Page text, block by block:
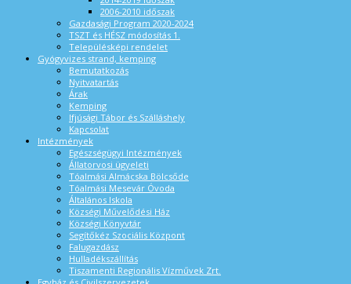
2006-2010 időszak
Gazdasági Program 2020-2024
TSZT és HÉSZ módosítás 1.
Településképi rendelet
Gyógyvizes strand, kemping
Bemutatkozás
Nyitvatartás
Árak
Kemping
Ifjúsági Tábor és Szálláshely
Kapcsolat
Intézmények
Egészségügyi Intézmények
Állatorvosi ügyeleti
Tóalmási Almácska Bölcsőde
Tóalmási Mesevár Óvoda
Általános Iskola
Községi Művelődési Ház
Községi Könyvtár
Segítőkéz Szociális Központ
Falugazdász
Hulladékszállítás
Tiszamenti Regionális Vízművek Zrt.